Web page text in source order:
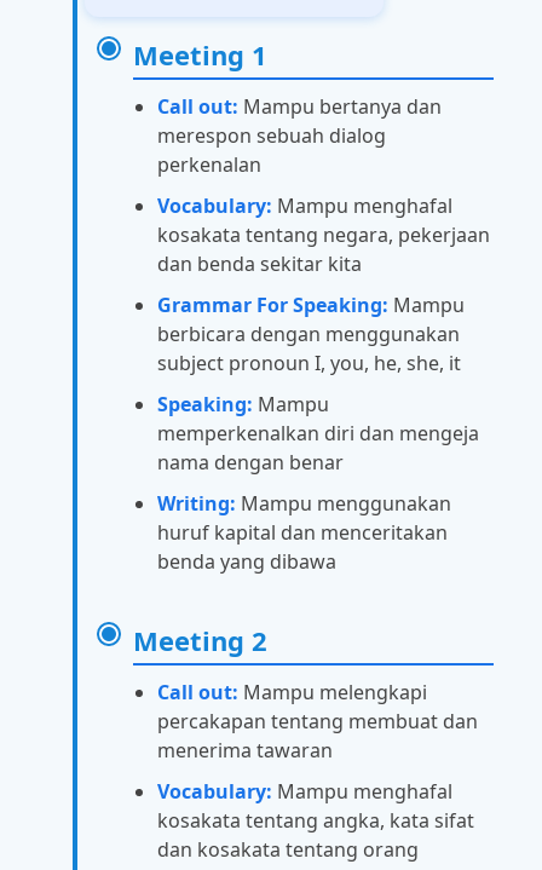
Meeting 1
Call out: Mampu bertanya dan
merespon sebuah dialog
perkenalan
Vocabulary: Mampu menghafal
kosakata tentang negara, pekerjaan
dan benda sekitar kita
Grammar For Speaking: Mampu
berbicara dengan menggunakan
subject pronoun I, you, he, she, it
Speaking: Mampu
memperkenalkan diri dan mengeja
nama dengan benar
Writing: Mampu menggunakan
huruf kapital dan menceritakan
benda yang dibawa
Meeting 2
Call out: Mampu melengkapi
percakapan tentang membuat dan
menerima tawaran
Vocabulary: Mampu menghafal
kosakata tentang angka, kata sifat
dan kosakata tentang orang